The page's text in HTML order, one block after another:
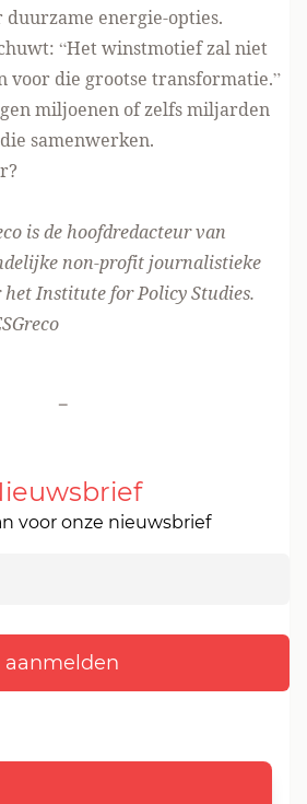
energie-opties.
“Het winstmotief zal niet
voor die grootse transformatie.”
miljoenen of zelfs miljarden
samenwerken.
is de hoofdredacteur van
non-profit journalistieke
Institute for Policy Studies.
-
voor onze nieuwsbrief